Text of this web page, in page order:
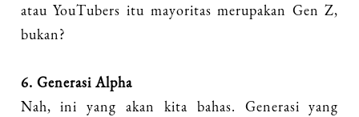
atau YouTubers itu mayoritas merupakan Gen Z,
bukan?
6. Generasi Alpha
Nah, ini yang akan kita bahas. Generasi yang